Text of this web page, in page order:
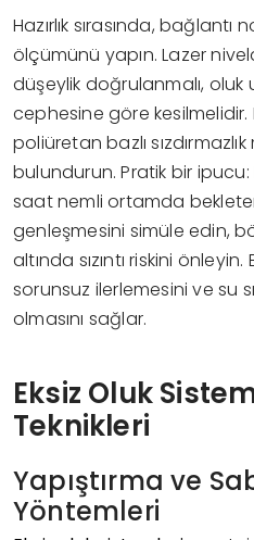
Hazırlık sırasında, bağlantı
ölçümünü yapın. Lazer
düşeylik doğrulanmalı, oluk
cephesine göre
poliüretan bazlı
bulundurun. Pratik bir
saat nemli ortamda
genleşmesini simüle edin,
altında sızıntı riskini
sorunsuz ilerlemesini ve su
olmasını sağlar.
Eksiz Oluk
Teknikleri
Yapıştırma ve
Yöntemleri